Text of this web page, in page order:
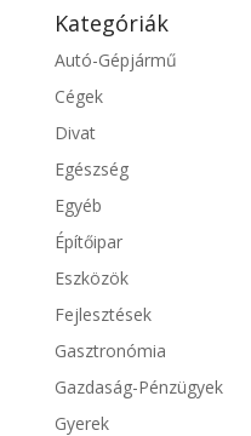
Kategóriák
Autó-Gépjármű
Cégek
Divat
Egészség
Egyéb
Építőipar
Eszközök
Fejlesztések
Gasztronómia
Gazdaság-Pénzügyek
Gyerek